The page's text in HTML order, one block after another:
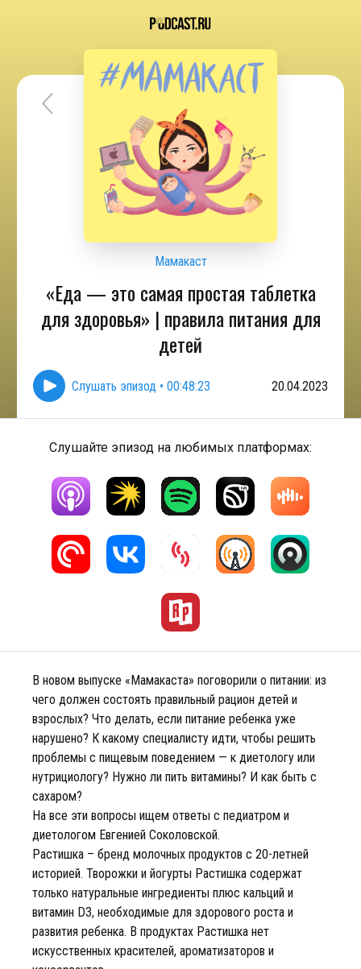
Мамакаст
«Еда — это самая простая таблетка
для здоровья» | правила питания для
детей
Слушать эпизод • 00:48:23 20.04.2023
Слушайте эпизод на любимых платформах:
В новом выпуске «Мамакаста» поговорили о питании: из
чего должен состоять правильный рацион детей и
взрослых? Что делать, если питание ребенка уже
нарушено? К какому специалисту идти, чтобы решить
проблемы с пищевым поведением — к диетологу или
нутрициологу? Нужно ли пить витамины? И как быть с
сахаром?
На все эти вопросы ищем ответы с педиатром и
диетологом Евгенией Соколовской.
Растишка – бренд молочных продуктов с 20-летней
историей. Творожки и йогурты Растишка содержат
только натуральные ингредиенты плюс кальций и
витамин D3, необходимые для здорового роста и
развития ребенка. В продуктах Растишка нет
искусственных красителей, ароматизаторов и